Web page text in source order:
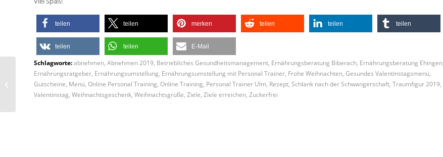
teilen teilen merken teilen teilen teilen
teilen teilen E-Mail
Schlagworte:abnehmen Abnehmen 2019 Betriebliches Gesundheitsmanagement Ernährungsberatung Biberach Ernährungsberatung Ehingen
Ernährungsratgeber Ernährungsumstellung Ernährungsumstellung mit Personal Trainer Frohe Weihnachten Gesundes Valentinstagsmenü
Gutscheine Menü Online Personal Training Online Training Personal Trainer Ulm Rezept Schlank nach der Schwangerschaft Traumfigur 2019
Valentinstag Weihnachtsgeschenk Weihnachtsgrüße Ziele Ziele erreichen Zuckerfrei
Sofa Workout für
verregnete Tage